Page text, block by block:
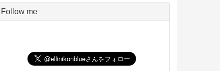
Pico
UNIX 198
PukiWiki 18
Follow me